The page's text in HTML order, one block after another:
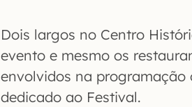
Dois largos no Centro
evento e mesmo os
envolvidos na
dedicado ao Festival.